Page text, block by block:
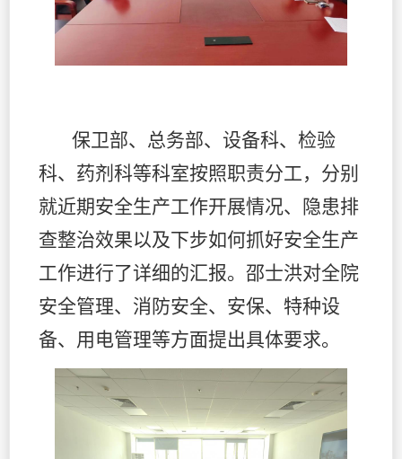
保卫部、总务部、设备科、检验
科、药剂科等科室按照职责分工，分别
就近期安全生产工作开展情况、隐患排
查整治效果以及下步如何抓好安全生产
工作进行了详细的汇报。邵士洪对全院
安全管理、消防安全、安保、特种设
备、用电管理等方面提出具体要求。